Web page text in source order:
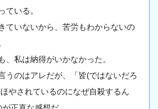
ている。
ていないから、苦労もわからないの
、私は納得がいかなかった。
うのはアレだが、「皆(ではないだろ
やされているのになぜ自殺するん